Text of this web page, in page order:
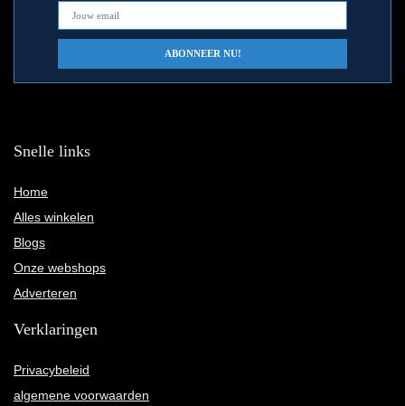
Snelle links
Home
Alles winkelen
Blogs
Onze webshops
Adverteren
Verklaringen
Privacybeleid
algemene voorwaarden